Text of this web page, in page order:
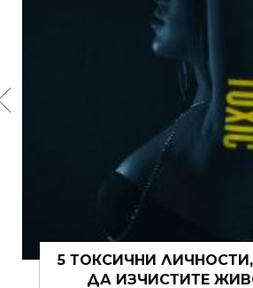
5 ТОКСИЧНИ ЛИЧНОСТИ,
ДА ИЗЧИСТИТЕ